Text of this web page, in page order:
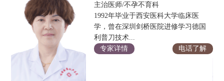
主治医师/不孕不育科
1992年毕业于西安医科大学临床医
学，曾在深圳剑桥医院进修学习德国
利普刀技术...
专家详情
电话了解